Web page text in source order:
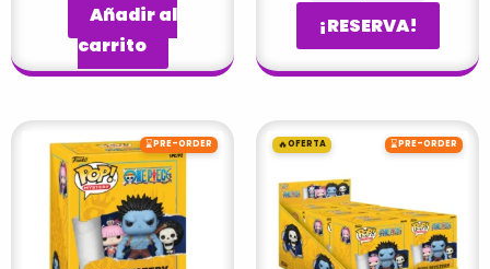
Añadir al
carrito
¡RESERVA!
⌛PRE-ORDER 🔥OFERTA ⌛PRE-ORDER
El
precio
102,00 €.
El
precio
89,95